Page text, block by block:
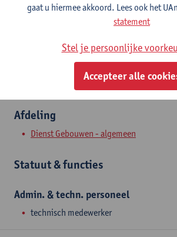
Toon e-mailadres
Universiteitsplein 1
Afdeling
Dienst Gebouwen - algemeen
Statuut & functies
Admin. & techn. personeel
technisch medewerker
gaat u hiermee akkoord. Lees ook het
statement
Stel je persoonlijke
Accepteer alle